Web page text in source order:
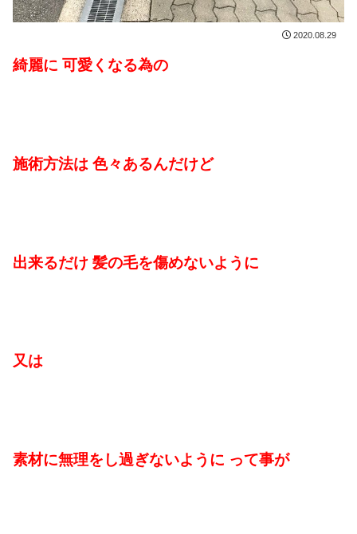
2020.08.29
綺麗に 可愛くなる為の
施術方法は 色々あるんだけど
出来るだけ 髪の毛を傷めないように
又は
素材に無理をし過ぎないように って事が